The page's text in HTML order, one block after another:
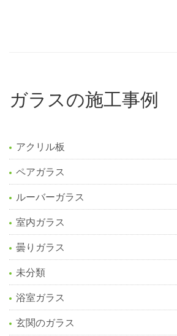
ガラスの施工事例
アクリル板
ペアガラス
ルーバーガラス
室内ガラス
曇りガラス
未分類
浴室ガラス
玄関のガラス